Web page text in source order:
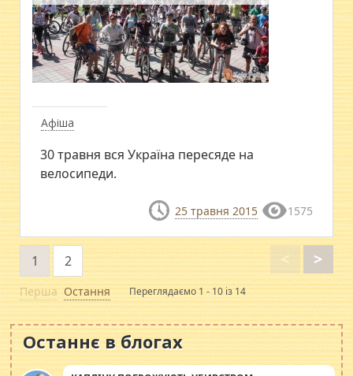
Афіша
30 травня вся Україна пересяде на
велосипеди.
25 травня 2015 1575
Перша
<
1 2 >
Остання Переглядаємо 1 - 10 із 14
Останнє в блогах